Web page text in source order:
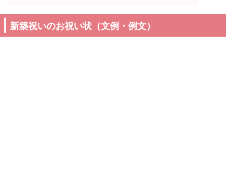
新築祝いのお祝い状（文例・例文）